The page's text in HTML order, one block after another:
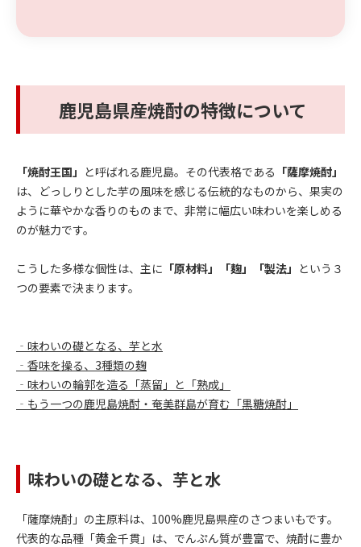
鹿児島県産焼酎の特徴について
「焼酎王国」 と呼ばれる鹿児島。その代表格である 「薩摩焼酎」
は、どっしりとした芋の風味を感じる伝統的なものから、果実の
ように華やかな香りのものまで、非常に幅広い味わいを楽しめる
のが魅力です。
こうした多様な個性は、主に 「原材料」「麹」「製法」 という３
つの要素で決まります。
‐味わいの礎となる、芋と水
‐香味を操る、3種類の麹
‐味わいの輪郭を造る「蒸留」と「熟成」
‐もう一つの鹿児島焼酎・奄美群島が育む「黒糖焼酎」
味わいの礎となる、芋と水
「薩摩焼酎」の主原料は、100%鹿児島県産のさつまいもです。
代表的な品種「黄金千貫」は、でんぷん質が豊富で、焼酎に豊か